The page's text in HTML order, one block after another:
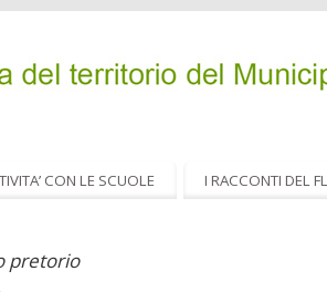
CON LE SCUOLE I RACCONTI DEL
pretorio